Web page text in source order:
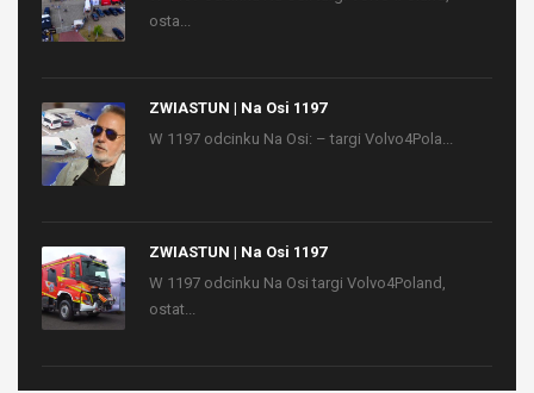
osta...
ZWIASTUN | Na Osi 1197
W 1197 odcinku Na Osi: – targi Volvo4Pola...
ZWIASTUN | Na Osi 1197
W 1197 odcinku Na Osi targi Volvo4Poland,
ostat...